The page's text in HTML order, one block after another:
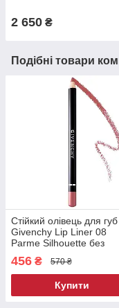
2 650 ₴
Подібні товари
Стійкий олівець для губ
Givenchy Lip Liner 08
Parme Silhouette без
456 ₴ 570 ₴
Купити